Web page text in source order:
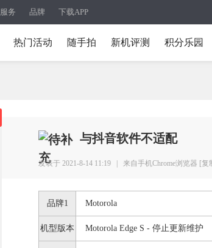
服务 品牌 下载APP
热门活动 随手拍 新机评测 积分乐园
与抖音软件不适配
发表于 2021-8-14 11:19 | 来自手机Chrome浏览器 [复
品牌1 Motorola
机型版本 Motorola Edge S - 停止更新维护